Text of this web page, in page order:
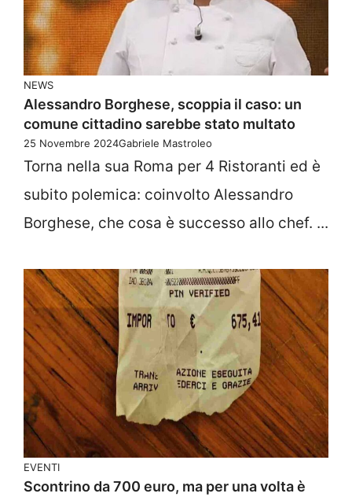
NEWS
Alessandro Borghese, scoppia il caso: un
comune cittadino sarebbe stato multato
25 Novembre 2024Gabriele Mastroleo
Torna nella sua Roma per 4 Ristoranti ed è
subito polemica: coinvolto Alessandro
Borghese, che cosa è successo allo chef. ...
EVENTI
Scontrino da 700 euro, ma per una volta è